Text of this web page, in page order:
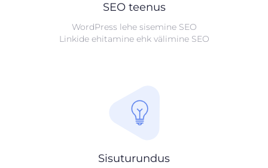
SEO teenus
WordPress lehe sisemine SEO
Linkide ehitamine ehk välimine SEO
Sisuturundus